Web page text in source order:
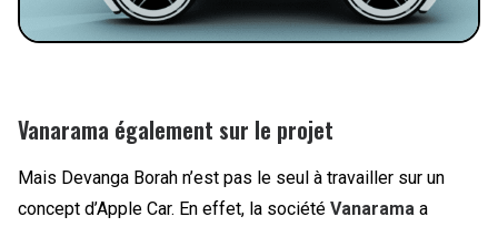
Vanarama également sur le projet
Mais Devanga Borah n’est pas le seul à travailler sur un
concept d’Apple Car. En effet, la société Vanarama a